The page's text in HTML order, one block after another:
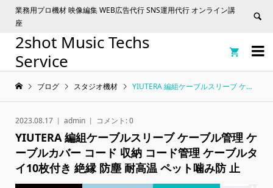
業務用プロ機材 映像編集 WEB広告代行 SNS運用代行 オンライン講
座

2shot Music Techs
Service

ブログ スタジオ機材 YIUTERA 編組ケーブルスリーブ ケーブル管理 ケーブルカバー コード 収納 コード管理 ケーブルタイ10枚付き 絶縁 防塵 耐高温 ペット噛み防 止
2023.08.17 admin コメント:0
YIUTERA 編組ケーブルスリーブ ケーブル管理 ケ
ーブルカバー コード 収納 コード管理 ケーブルタ
イ10枚付き 絶縁 防塵 耐高温 ペット噛み防 止